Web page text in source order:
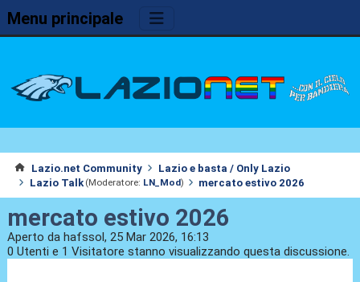
Menu principale
Lazio.net Community
Lazio e basta / Only Lazio
Lazio Talk (Moderatore: LN_Mod) mercato estivo 2026
mercato estivo 2026
Aperto da hafssol, 25 Mar 2026, 16:13
0 Utenti e 1 Visitatore stanno visualizzando questa discussione.